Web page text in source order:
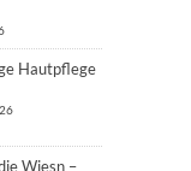
Hautpflege
Wiesn –